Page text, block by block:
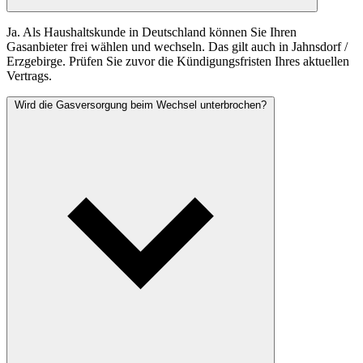
Ja. Als Haushaltskunde in Deutschland können Sie Ihren
Gasanbieter frei wählen und wechseln. Das gilt auch in Jahnsdorf /
Erzgebirge. Prüfen Sie zuvor die Kündigungsfristen Ihres aktuellen
Vertrags.
Wird die Gasversorgung beim Wechsel unterbrochen?